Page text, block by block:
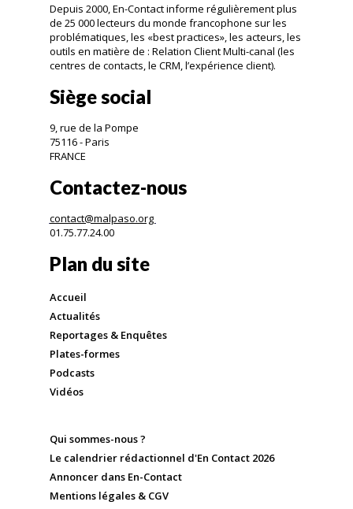
Depuis 2000, En-Contact informe régulièrement plus
de 25 000 lecteurs du monde francophone sur les
problématiques, les «best practices», les acteurs, les
outils en matière de : Relation Client Multi-canal (les
centres de contacts, le CRM, l’expérience client).
Siège social
9, rue de la Pompe
75116 - Paris
FRANCE
Contactez-nous
contact@malpaso.org
01.75.77.24.00
Plan du site
Accueil
Actualités
Reportages & Enquêtes
Plates-formes
Podcasts
Vidéos
Qui sommes-nous ?
Le calendrier rédactionnel d'En Contact 2026
Annoncer dans En-Contact
Mentions légales & CGV